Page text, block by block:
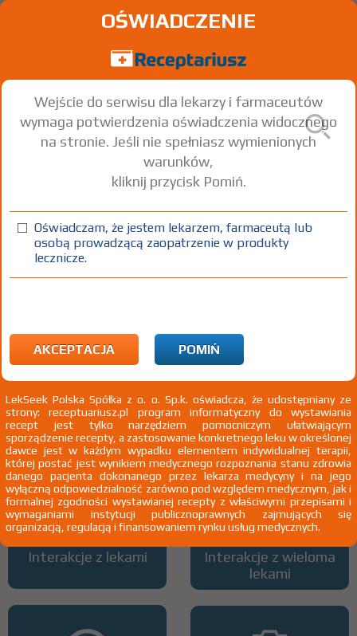
Gliptivil Combo
Vildagliptin + Metformin hydrochloride
tabl. powl. 50 mg/850 mg 60 szt. Doustnie
100%
Wszystkie dawki leku
Interakcje z lekami
ATC
Interakcje z wieloma
lekami
OŚWIADCZENIE
Wejście do serwisu dla lekarzy i farmaceutów
wymaga potwierdzenia oświadczenia widocznego
na stronie. Jeśli nie spełniasz wymienionych
warunków,
kliknij przycisk Pomiń.
Oświadczam, że jestem lekarzem, farmaceutą lub
osobą prowadzącą zaopatrzenie w produkty
lecznicze.
AKCEPTACJA POMIŃ
LekSeek Polska Spółka z o. o. Sp.k. oświadcza, że udostępniany ze
strony: receptuariusz.pl program informatyczny do wystawiania
recept jest tylko narzędziem pomocniczym ułatwiającym
sporządzenie recepty, a zastosowanie konkretnego leku w określonej
dawce jest w każdym wypadku elementem indywidualnej terapii,
której postać jest wynikiem medycznego rozpoznania stanu zdrowia
danego pacjenta dokonanego przez lekarza medycyny i na jego
wyłączną odpowiedzialność zarówno pod względem medycznym, jak i
formalnej zgodności wystawianej recepty z właściwymi przepisami i
wymaganiami instytucji publicznoprawnych zajmujących się
organizacją, regulacją i finansowaniem rynku usług medycznych.